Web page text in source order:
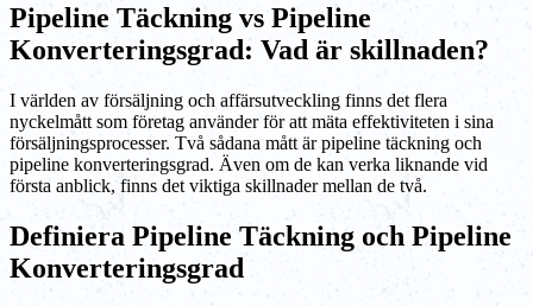
Pipeline Täckning vs Pipeline
Konverteringsgrad: Vad är skillnaden?
I världen av försäljning och affärsutveckling finns det flera
nyckelmått som företag använder för att mäta effektiviteten i sina
försäljningsprocesser. Två sådana mått är pipeline täckning och
pipeline konverteringsgrad. Även om de kan verka liknande vid
första anblick, finns det viktiga skillnader mellan de två.
Definiera Pipeline Täckning och Pipeline
Konverteringsgrad